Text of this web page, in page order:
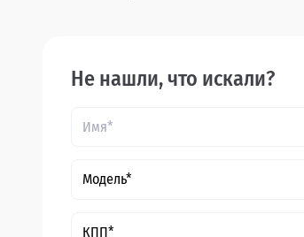
Не нашли, что искали?
Модель*
КПП*